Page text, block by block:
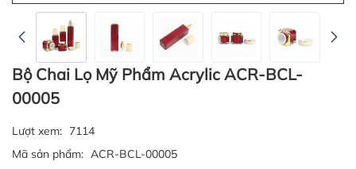
Bộ Chai Lọ Mỹ Phẩm Acrylic ACR-BCL-
00005
Lượt xem: 7114
Mã sản phẩm: ACR-BCL-00005